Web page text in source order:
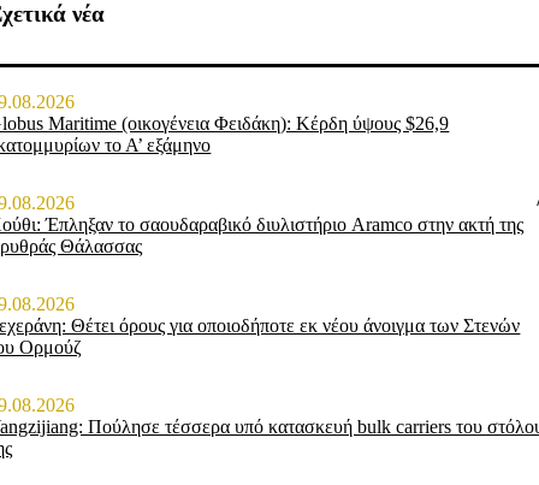
νέα
Maritime (οικογένεια Φειδάκη): Κέρδη ύψους $26,9
το Α’ εξάμηνο
Έπληξαν το σαουδαραβικό διυλιστήριο Aramco στην ακτή της
Θάλασσας
Θέτει όρους για οποιοδήποτε εκ νέου άνοιγμα των Στενών
Ορμούζ
Πούλησε τέσσερα υπό κατασκευή bulk carriers του